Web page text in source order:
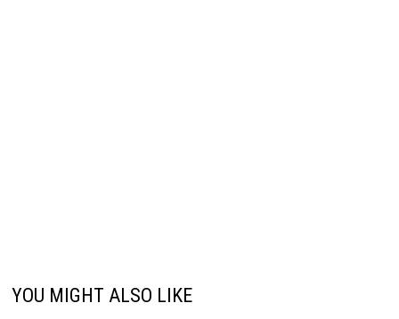
YOU MIGHT ALSO LIKE